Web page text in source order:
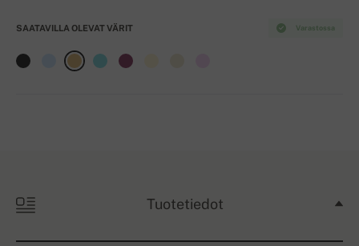
Varastossa
SAATAVILLA OLEVAT VÄRIT
Tuotetiedot